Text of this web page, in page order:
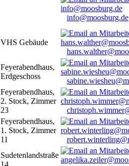
info@moosburg.de
VHS Gebäude
Feyerabendhaus,
Erdgeschoss
Feyerabendhaus,
2. Stock, Zimmer
23
Feyerabendhaus,
1. Stock, Zimmer
11
Sudetenlandstraße
14